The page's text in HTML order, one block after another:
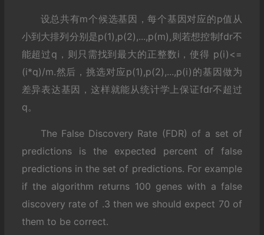
设总共有m个候选基因，每个基因对应的p值从
小到大排列分别是p(1),p(2),...,p(m),则若想控制fdr不
能超过q，则只需找到最大的正整数i，使得 p(i)<=
(i*q)/m.然后，挑选对应p(1),p(2),...,p(i)的基因做为
差异表达基因，这样就能从统计学上保证fdr不超过
q。
The False Discovery Rate (FDR) of a set of
predictions is the expected percent of false
predictions in the set of predictions. For example
if the algorithm returns 100 genes with a false
discovery rate of .3 then we should expect 70 of
them to be correct.